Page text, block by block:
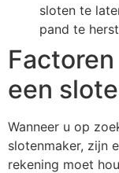
sloten te
pand te
een
Wanneer u op
slotenmaker, zijn
rekening moet